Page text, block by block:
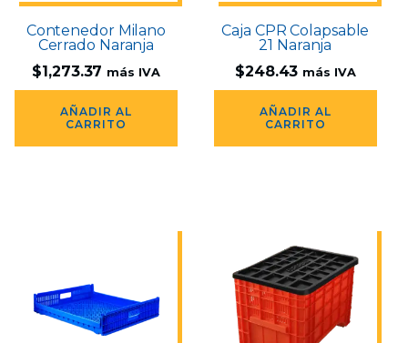
Contenedor Milano
Cerrado Naranja
$1,273.37 más IVA
AÑADIR AL
CARRITO
Caja CPR Colapsable
21 Naranja
$248.43 más IVA
AÑADIR AL
CARRITO